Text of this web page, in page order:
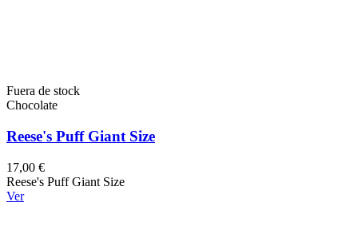
Fuera de stock
Chocolate
Reese's Puff Giant Size
17,00 €
Reese's Puff Giant Size
Ver